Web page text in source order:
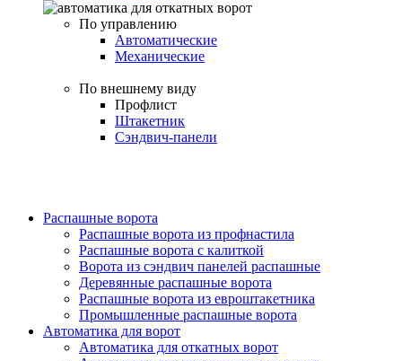
По управлению
Автоматические
Механические
По внешнему виду
Профлист
Штакетник
Сэндвич-панели
Распашные ворота
Распашные ворота из профнастила
Распашные ворота с калиткой
Ворота из сэндвич панелей распашные
Деревянные распашные ворота
Распашные ворота из евроштакетника
Промышленные распашные ворота
Автоматика для ворот
Автоматика для откатных ворот